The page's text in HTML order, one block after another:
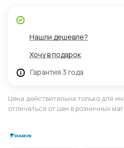
Нашли дешевле?
Хочу в подарок
Гарантия 3 года
Цена действительна только для
отличаться от цен в розничных